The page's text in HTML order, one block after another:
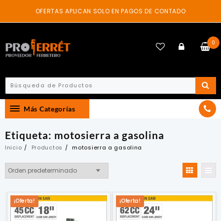
content
OFERTAS APLICAN SOLO EN PAGOS DE CONTADO
0
Más Categorías
Etiqueta: motosierra a gasolina
Inicio Productos motosierra a gasolina
¡Oferta! ¡Oferta!